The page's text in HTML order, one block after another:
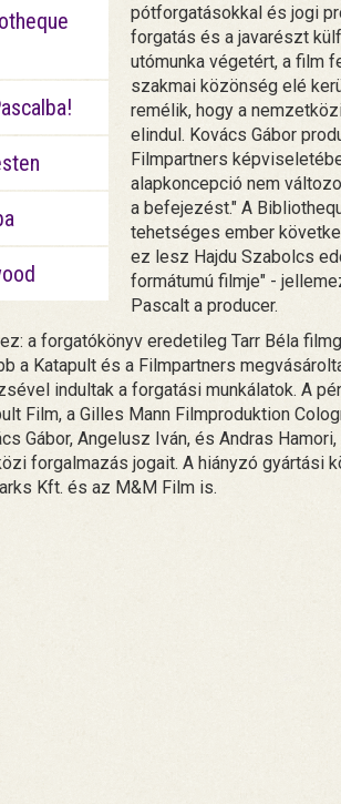
pótforgatásokkal és jogi
forgatás és a javarészt
utómunka végetért, a film
szakmai közönség elé
remélik, hogy a
elindul. Kovács Gábor
Filmpartners
alapkoncepció nem
a befejezést." A
tehetséges ember
ez lesz Hajdu Szabolcs
formátumú filmje" -
Pascalt a producer.
a forgatókönyv eredetileg Tarr Béla
a Katapult és a Filmpartners
indultak a forgatási munkálatok. A
Film, a Gilles Mann Filmproduktion
Gábor, Angelusz Iván, és Andras
forgalmazás jogait. A hiányzó gyártási
Kft. és az M&M Film is.